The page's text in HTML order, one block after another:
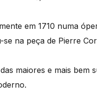
em 1710 numa
na peça de Pierre
maiores e mais bem